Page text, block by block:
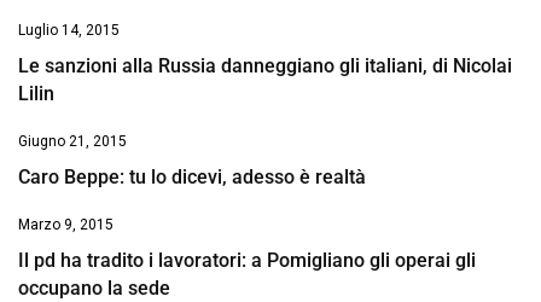
Luglio 14, 2015
Le sanzioni alla Russia danneggiano gli italiani, di Nicolai
Lilin
Giugno 21, 2015
Caro Beppe: tu lo dicevi, adesso è realtà
Marzo 9, 2015
Il pd ha tradito i lavoratori: a Pomigliano gli operai gli
occupano la sede